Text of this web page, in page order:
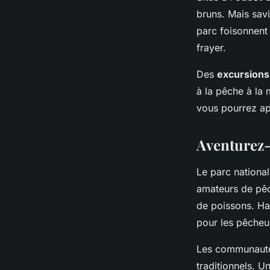
bruns. Mais
parc
frayer.
Des
à la pêche à la
vous pourrez
Le parc
amateurs de
de poissons.
pour les
Les
traditionnels.